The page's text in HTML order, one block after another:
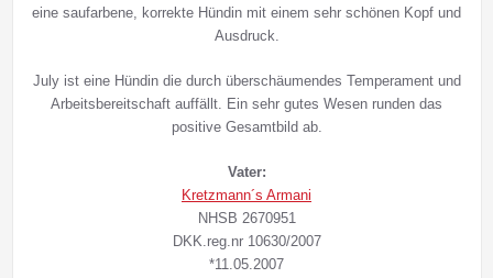
eine saufarbene, korrekte Hündin mit einem sehr schönen Kopf und
Ausdruck.
July ist eine Hündin die durch überschäumendes Temperament und
Arbeitsbereitschaft auffällt. Ein sehr gutes Wesen runden das
positive Gesamtbild ab.
Vater:
Kretzmann´s Armani
NHSB 2670951
DKK.reg.nr 10630/2007
*11.05.2007